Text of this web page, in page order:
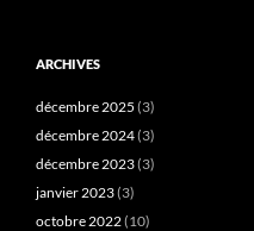
ARCHIVES
décembre 2025 (3)
décembre 2024(3)
décembre 2023(3)
janvier 2023(3)
octobre 2022(10)